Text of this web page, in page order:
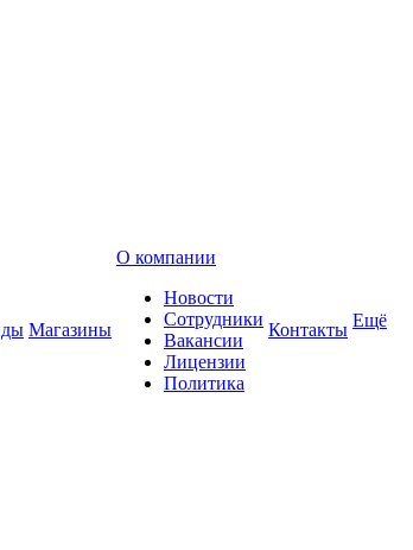
Магазины
О компании
Новости
Сотрудники
Вакансии
Лицензии
Политика
Контакты Ещё